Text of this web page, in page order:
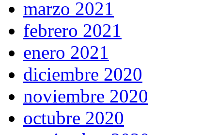
marzo 2021
febrero 2021
enero 2021
diciembre 2020
noviembre 2020
octubre 2020